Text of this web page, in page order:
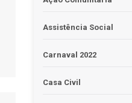
Assistência Social
Carnaval 2022
Casa Civil